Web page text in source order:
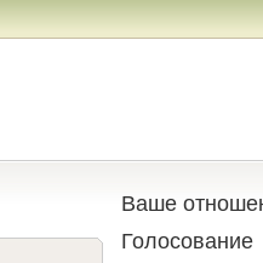
Ваше
Голосование